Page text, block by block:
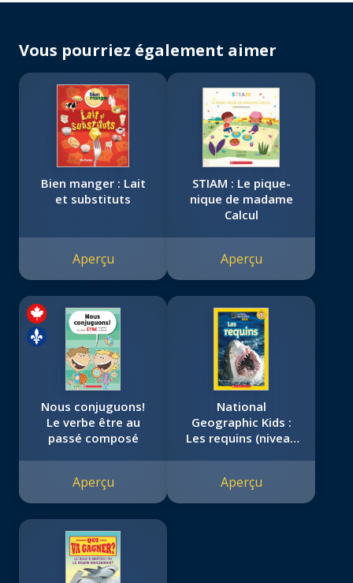
Vous pourriez également aimer
Bien manger : Lait
et substituts
Aperçu
STIAM : Le pique-
nique de madame
Calcul
Aperçu
Nous conjuguons!
Le verbe être au
passé composé
Aperçu
National
Geographic Kids :
Les requins (niveau
Aperçu